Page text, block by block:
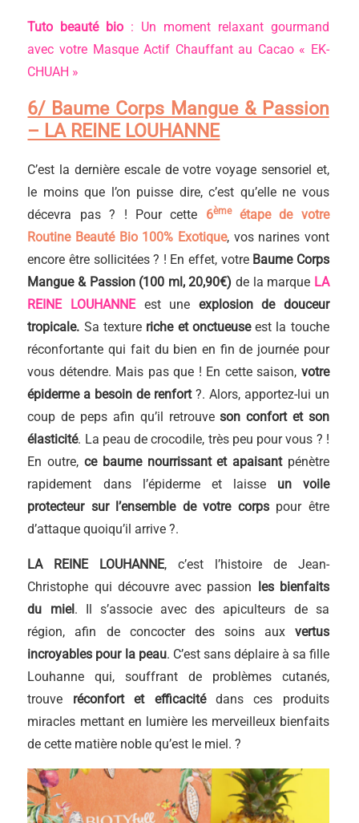
Tuto beauté bio : Un moment relaxant gourmand
avec votre Masque Actif Chauffant au Cacao « EK-
CHUAH »
6/ Baume Corps Mangue & Passion
– LA REINE LOUHANNE
C’est la dernière escale de votre voyage sensoriel et,
le moins que l’on puisse dire, c’est qu’elle ne vous
décevra pas ? ! Pour cette 6èmeétape de votre
Routine Beauté Bio 100% Exotique, vos narines vont
encore être sollicitées ? ! En effet, votre Baume Corps
Mangue & Passion (100 ml, 20,90€) de la marque LA
REINE LOUHANNEest une explosion de douceur
tropicale. Sa texture riche et onctueuseest la touche
réconfortante qui fait du bien en fin de journée pour
vous détendre. Mais pas que ! En cette saison, votre
épiderme a besoin de renfort?. Alors, apportez-lui un
coup de peps afin qu’il retrouveson confort et son
élasticité. La peau de crocodile, très peu pour vous ? !
En outre, ce baume nourrissant et apaisantpénètre
rapidement dans l’épiderme et laisse un voile
protecteur sur l’ensemble de votre corpspour être
d’attaque quoiqu’il arrive ?.
LA REINE LOUHANNE, c’est l’histoire de Jean-
Christophe qui découvre avec passion les bienfaits
du miel. Il s’associe avec des apiculteurs de sa
région, afin de concocter des soins aux vertus
incroyables pour la peau. C’est sans déplaire à sa fille
Louhanne qui, souffrant de problèmes cutanés,
trouve réconfort et efficacitédans ces produits
miracles mettant en lumière les merveilleux bienfaits
de cette matière noble qu’est le miel. ?